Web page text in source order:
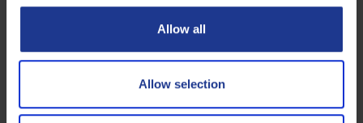
Allow all
Allow selection
Less specifications
Bemerkungen